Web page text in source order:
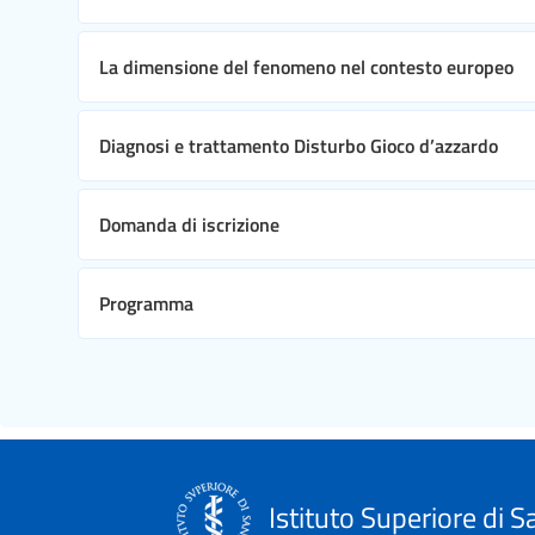
La dimensione del fenomeno nel contesto europeo
Diagnosi e trattamento Disturbo Gioco d’azzardo
Domanda di iscrizione
Programma
Istituto Superiore di